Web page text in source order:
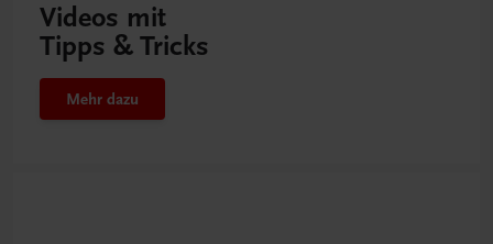
Videos mit
Tipps & Tricks
Mehr dazu